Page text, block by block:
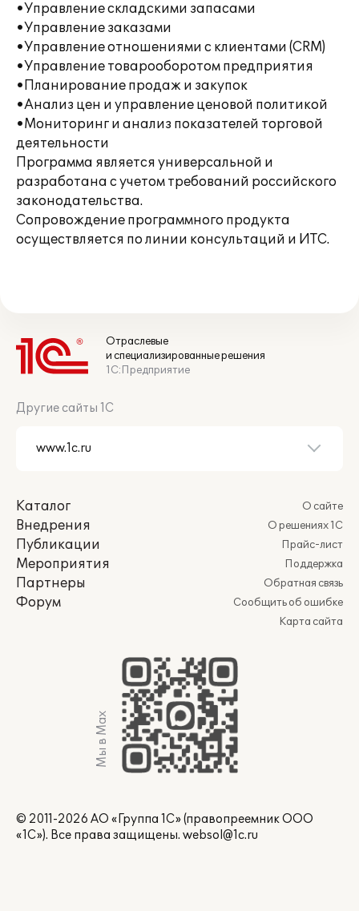
•Управление складскими запасами
•Управление заказами
•Управление отношениями с клиентами (CRM)
•Управление товарооборотом предприятия
•Планирование продаж и закупок
•Анализ цен и управление ценовой политикой
•Мониторинг и анализ показателей торговой
деятельности
Программа является универсальной и
разработана с учетом требований российского
законодательства.
Сопровождение программного продукта
осуществляется по линии консультаций и ИТС.
Отраслевые
и специализированные решения
1С:Предприятие
Другие сайты 1С
Каталог
Внедрения
Публикации
Мероприятия
Партнеры
Форум
О сайте
О решениях 1С
Прайс-лист
Поддержка
Обратная связь
Сообщить об ошибке
Карта сайта
Мы в Max
© 2011-2026 АО «Группа 1С» (правопреемник ООО
«1С»). Все права защищены. websol@1c.ru